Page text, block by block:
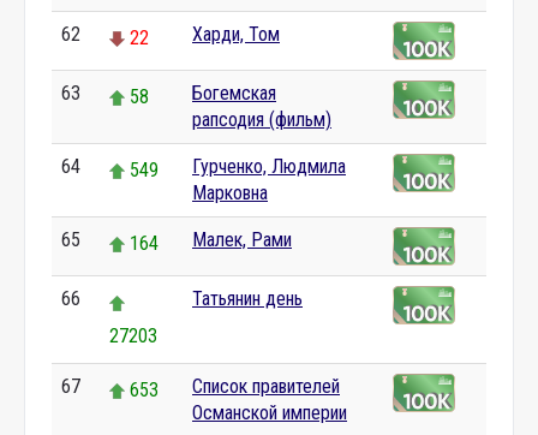
62 22 Харди, Том
63 58
Богемская
рапсодия (фильм)
64 549
Гурченко, Людмила
Марковна
65 164 Малек, Рами
66
27203
Татьянин день
67 653
Список правителей
Османской империи